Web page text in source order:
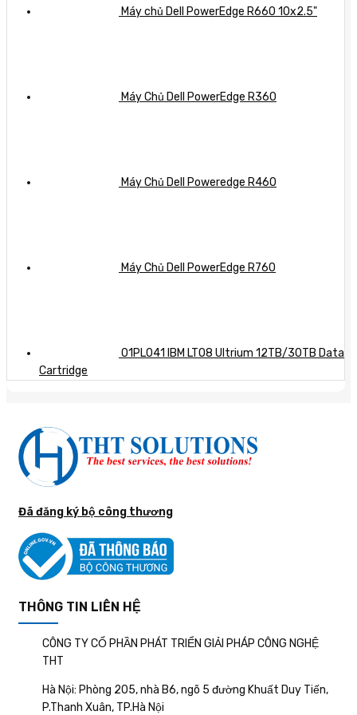
Máy chủ Dell PowerEdge R660 10x2.5"
Máy Chủ Dell PowerEdge R360
Máy Chủ Dell Poweredge R460
Máy Chủ Dell PowerEdge R760
01PL041 IBM LTO8 Ultrium 12TB/30TB Data
Cartridge
Đã đăng ký bộ công thương
THÔNG TIN LIÊN HỆ
CÔNG TY CỔ PHẦN PHÁT TRIỂN GIẢI PHÁP CÔNG NGHỆ
THT
Hà Nội: Phòng 205, nhà B6, ngõ 5 đường Khuất Duy Tiến,
P.Thanh Xuân, TP.Hà Nội